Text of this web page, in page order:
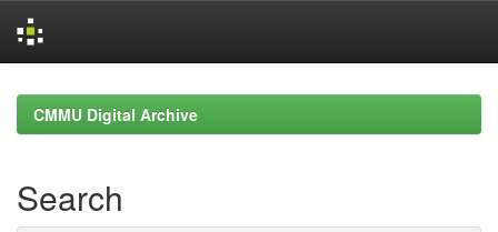
navigationCMMU Digital Archive
Search